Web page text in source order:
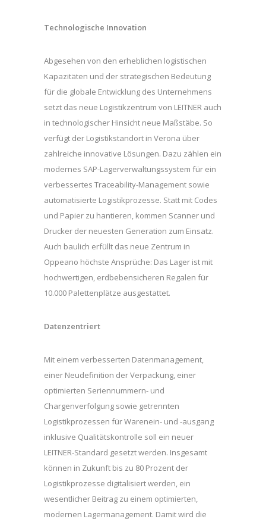
Technologische Innovation
Abgesehen von den erheblichen logistischen
Kapazitäten und der strategischen Bedeutung
für die globale Entwicklung des Unternehmens
setzt das neue Logistikzentrum von LEITNER auch
in technologischer Hinsicht neue Maßstäbe. So
verfügt der Logistikstandort in Verona über
zahlreiche innovative Lösungen. Dazu zählen ein
modernes SAP-Lagerverwaltungssystem für ein
verbessertes Traceability-Management sowie
automatisierte Logistikprozesse. Statt mit Codes
und Papier zu hantieren, kommen Scanner und
Drucker der neuesten Generation zum Einsatz.
Auch baulich erfüllt das neue Zentrum in
Oppeano höchste Ansprüche: Das Lager ist mit
hochwertigen, erdbebensicheren Regalen für
10.000 Palettenplätze ausgestattet.
Datenzentriert
Mit einem verbesserten Datenmanagement,
einer Neudefinition der Verpackung, einer
optimierten Seriennummern- und
Chargenverfolgung sowie getrennten
Logistikprozessen für Warenein- und -ausgang
inklusive Qualitätskontrolle soll ein neuer
LEITNER-Standard gesetzt werden. Insgesamt
können in Zukunft bis zu 80 Prozent der
Logistikprozesse digitalisiert werden, ein
wesentlicher Beitrag zu einem optimierten,
modernen Lagermanagement. Damit wird die